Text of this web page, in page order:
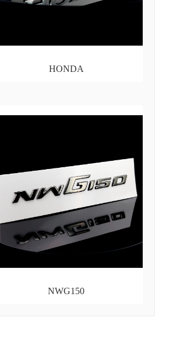
HONDA
NWG150